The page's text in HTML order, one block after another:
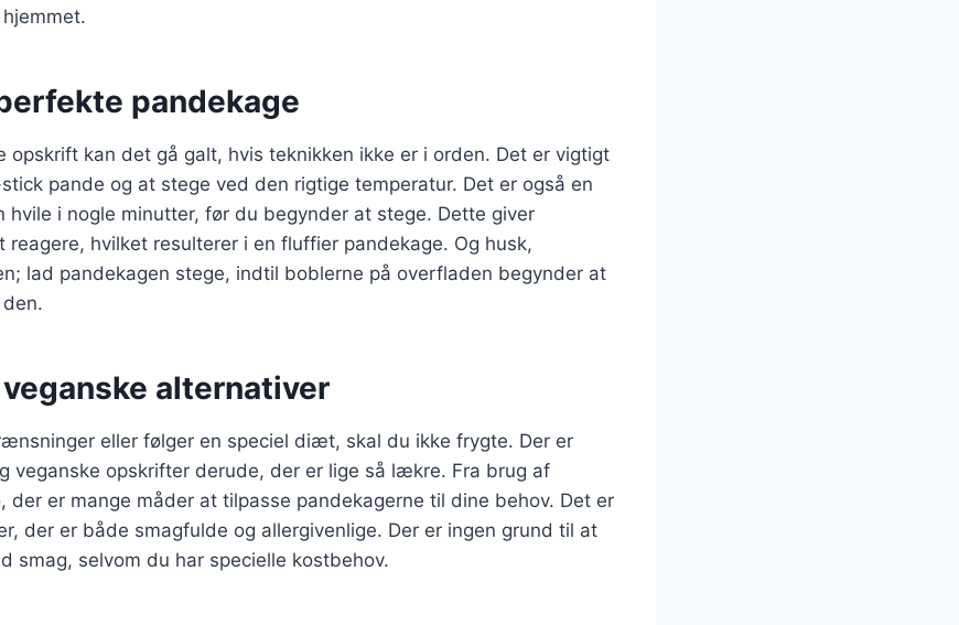
pandekage
opskrift kan det gå galt, hvis teknikken ikke er i orden. Det er vigtigt
pande og at stege ved den rigtige temperatur. Det er også en
hvile i nogle minutter, før du begynder at stege. Dette giver
reagere, hvilket resulterer i en fluffier pandekage. Og husk,
lad pandekagen stege, indtil boblerne på overfladen begynder at
alternativer
eller følger en speciel diæt, skal du ikke frygte. Der er
veganske opskrifter derude, der er lige så lækre. Fra brug af
der er mange måder at tilpasse pandekagerne til dine behov. Det er
der er både smagfulde og allergivenlige. Der er ingen grund til at
smag, selvom du har specielle kostbehov.